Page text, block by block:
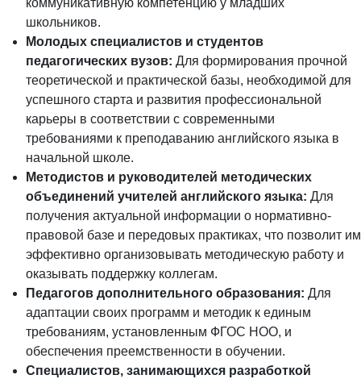
коммуникативную компетенцию у младших
школьников.
Молодых специалистов и студентов
педагогических вузов: Для формирования прочной
теоретической и практической базы, необходимой для
успешного старта и развития профессиональной
карьеры в соответствии с современными
требованиями к преподаванию английского языка в
начальной школе.
Методистов и руководителей методических
объединений учителей английского языка: Для
получения актуальной информации о нормативно-
правовой базе и передовых практиках, что позволит им
эффективно организовывать методическую работу и
оказывать поддержку коллегам.
Педагогов дополнительного образования: Для
адаптации своих программ и методик к единым
требованиям, установленным ФГОС НОО, и
обеспечения преемственности в обучении.
Специалистов, занимающихся разработкой